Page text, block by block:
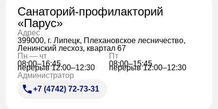
Санаторий-профилакторий
«Парус»
Адрес
399000, г. Липецк, Плехановское лесничество,
Ленинский лесхоз, квартал 67
Пн — чт
08:00–16:45
перерыв 12:00–12:30
Пт
08:00–15:45
перерыв 12:00–12:30
Администратор
+7 (4742) 72-73-31